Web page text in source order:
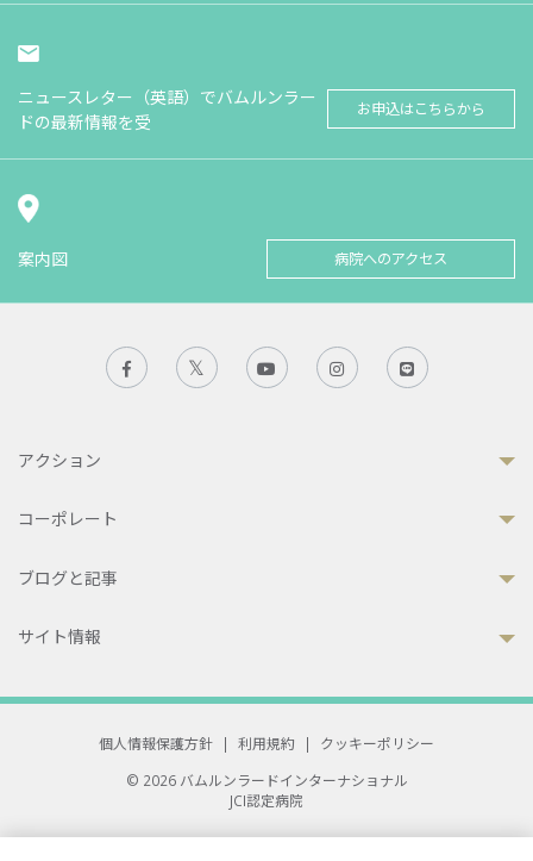
ニュースレター（英語）でバムルンラー
ドの最新情報を受
お申込はこちらから
案内図 病院へのアクセス
アクション
コーポレート
ブログと記事
サイト情報
個人情報保護方針 | 利用規約 |
クッキーポリシー
© 2026 バムルンラードインターナショナル
JCI認定病院